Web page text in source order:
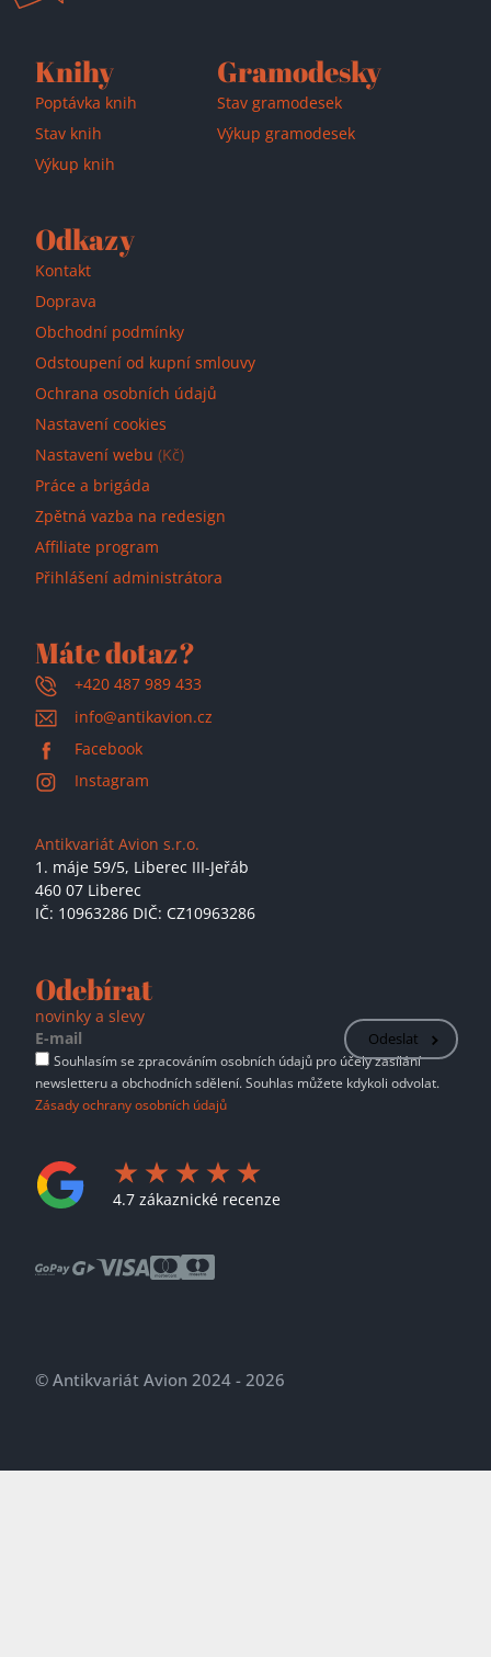
Přidáno do košíku!
Knihy
Poptávka knih
Stav knih
Výkup knih
Gramodesky
Stav gramodesek
Výkup gramodesek
Odkazy
Kontakt
Doprava
Obchodní podmínky
Odstoupení od kupní smlouvy
Ochrana osobních údajů
Nastavení cookies
Nastavení webu (Kč)
Práce a brigáda
Zpětná vazba na redesign
Affiliate program
Přihlášení administrátora
Máte dotaz?
+420 487 989 433
info@antikavion.cz
Facebook
Instagram
Antikvariát Avion s.r.o.
1. máje 59/5, Liberec III-Jeřáb
460 07 Liberec
IČ: 10963286 DIČ: CZ10963286
Odebírat
novinky a slevy
Odeslat
Souhlasím se zpracováním osobních údajů pro účely zasílání
newsletteru a obchodních sdělení. Souhlas můžete kdykoli odvolat.
Zásady ochrany osobních údajů
4.7 zákaznické recenze
© Antikvariát Avion 2024 - 2026